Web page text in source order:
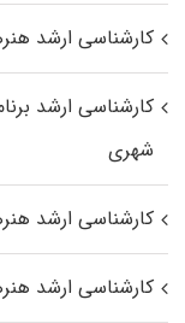
کارشناسی ارشد
کارشناسی ارشد
شهری
کارشناسی ارشد
کارشناسی ارشد